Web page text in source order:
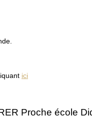
ici
Proche école